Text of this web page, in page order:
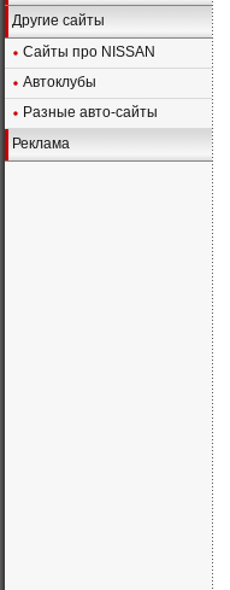
Другие сайты
Сайты про NISSAN
Автоклубы
Разные авто-сайты
Реклама